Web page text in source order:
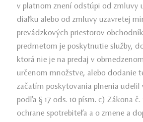
v platnom znení odstúpi od zmluvy
diaľku alebo od zmluvy uzavretej
prevádzkových priestorov
predmetom je poskytnutie služby,
ktorá nie je na predaj v
určenom množstve, alebo dodanie
začatím poskytovania plnenia udelil
podľa § 17 ods. 10 písm. c) Zákona
ochrane spotrebiteľa a o zmene a